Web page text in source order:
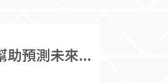
農業科學博士學位學程校友古鎮嘉博士參與美國猶他州州立大學樹木調查研究案幫助預測未來森林生長